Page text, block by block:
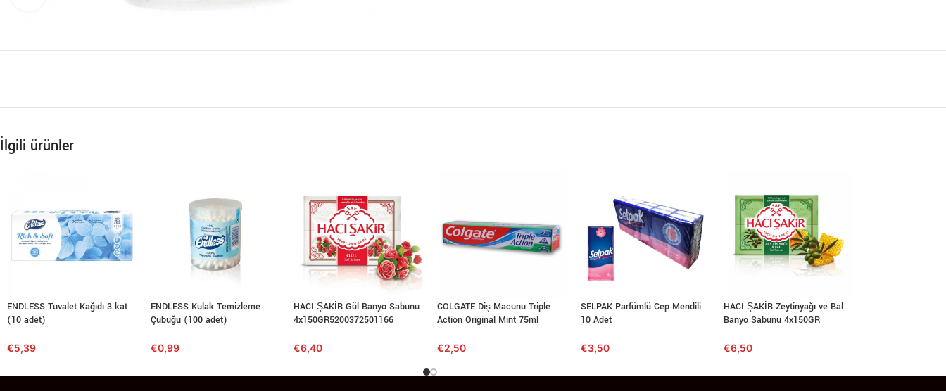
İlgili ürünler
ENDLESS Tuvalet Kağıdı 3 kat
(10 adet)
€5,39
ENDLESS Kulak Temizleme
Çubuğu (100 adet)
€0,99
HACI ŞAKİR Gül Banyo Sabunu
4x150GR5200372501166
€6,40
COLGATE Diş Macunu Triple
Action Original Mint 75ml
€2,50
SELPAK Parfümlü Cep Mendili
10 Adet
€3,50
HACI ŞAKİR Zeytinyağı ve Bal
Banyo Sabunu 4x150GR
€6,50